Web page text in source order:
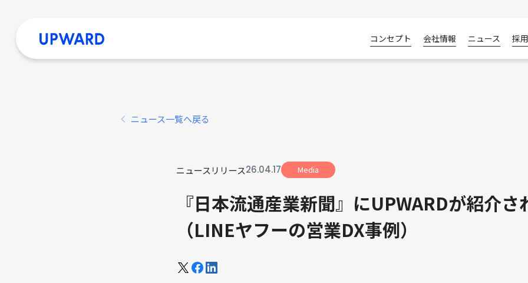
コンセプト 会社情報 ニュース 採
ニュース一覧へ戻る
ニュースリリース26.04.17 Media
『日本流通産業新聞』にUPWARDが紹介さ
（LINEヤフーの営業DX事例）